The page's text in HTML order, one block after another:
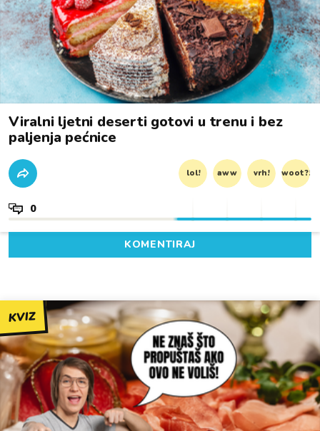
Viralni ljetni deserti gotovi u trenu i bez
paljenja pećnice
lol! aww vrh! woot?!
0
KOMENTIRAJ
KVIZ